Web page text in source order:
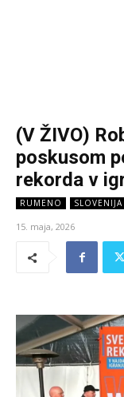
(V ŽIVO)
poskusom
rekorda v
RUMENO SLOVENIJA
15. maja, 2026